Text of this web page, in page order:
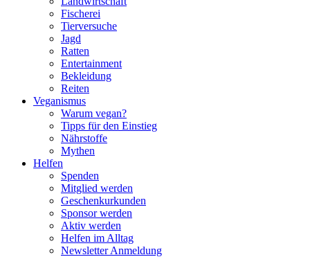
Fischerei
Tierversuche
Jagd
Ratten
Entertainment
Bekleidung
Reiten
Veganismus
Warum vegan?
Tipps für den Einstieg
Nährstoffe
Mythen
Helfen
Spenden
Mitglied werden
Geschenkurkunden
Sponsor werden
Aktiv werden
Helfen im Alltag
Newsletter Anmeldung